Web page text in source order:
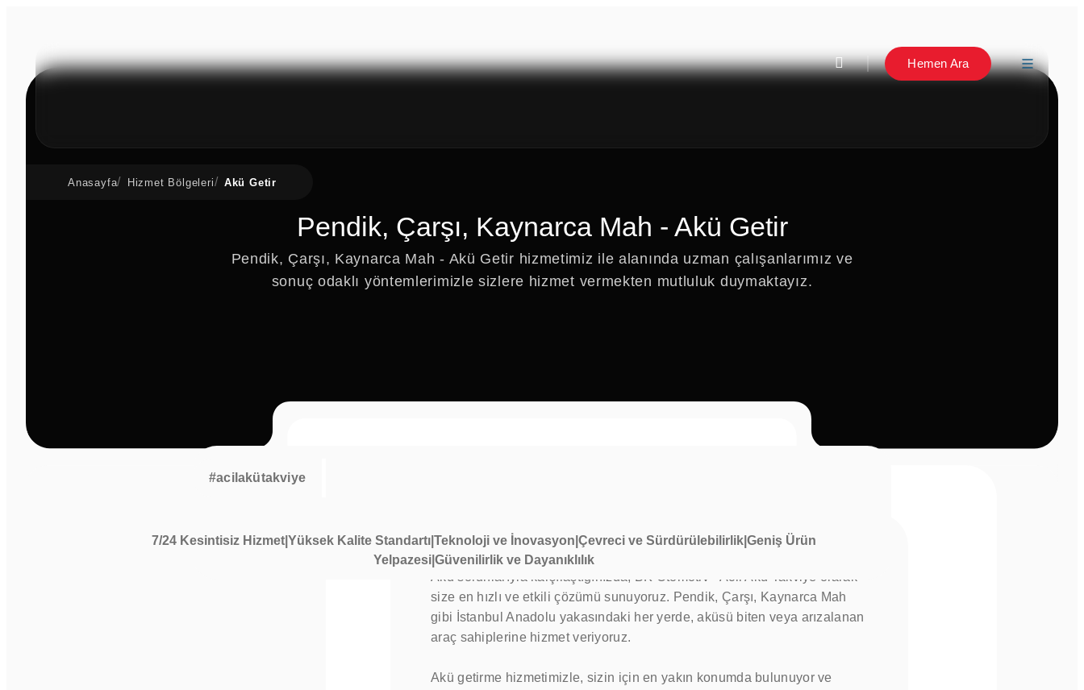
Hemen Ara
Pendik, Çarşı, Kaynarca Mah - Akü Getir
Pendik, Çarşı, Kaynarca Mah - Akü Getir hizmetimiz ile alanında uzman çalışanlarımız ve
sonuç odaklı yöntemlerimizle sizlere hizmet vermekten mutluluk duymaktayız.
Anasayfa Hizmet Bölgeleri Akü Getir
#acilakütakviye
7/24 Kesintisiz Hizmet|Yüksek Kalite Standartı|Teknoloji ve İnovasyon|Çevreci ve Sürdürülebilirlik|Geniş Ürün
Yelpazesi|Güvenilirlik ve Dayanıklılık
Akü sorunlarıyla karşılaştığınızda, BK Otomotiv - Acil Akü Takviye olarak
size en hızlı ve etkili çözümü sunuyoruz. Pendik, Çarşı, Kaynarca Mah
gibi İstanbul Anadolu yakasındaki her yerde, aküsü biten veya arızalanan
araç sahiplerine hizmet veriyoruz.
Akü getirme hizmetimizle, sizin için en yakın konumda bulunuyor ve